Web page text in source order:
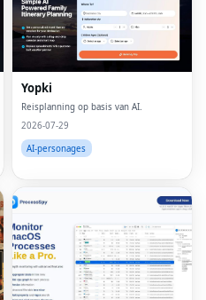
Yopki
Reisplanning op basis van AI.
2026-07-29
AI-personages